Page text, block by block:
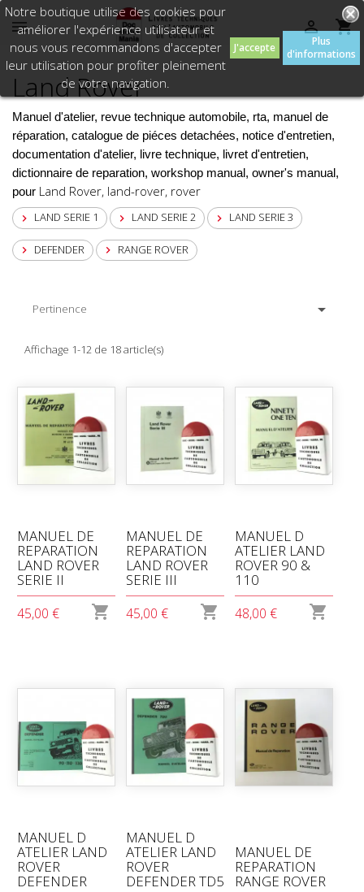
 

Notre boutique utilise des cookies pour
améliorer l'expérience utilisateur et
nous vous recommandons d'accepter
leur utilisation pour profiter pleinement
de votre navigation.
J'accepte
Plus
d'informations
Land Rover
Manuel d'atelier, revue technique automobile, rta, manuel de
réparation, catalogue de piéces detachées, notice d'entretien,
documentation d'atelier, livre technique, livret d'entretien,
dictionnaire de reparation, workshop manual, owner's manual,
pour Land Rover, land-rover, rover
 LAND SERIE 1  LAND SERIE 2  LAND SERIE 3
 DEFENDER  RANGE ROVER
Pertinence 
Affichage 1-12 de 18 article(s)
MANUEL DE
REPARATION
LAND ROVER
SERIE II
45,00 € 
MANUEL DE
REPARATION
LAND ROVER
SERIE III
45,00 € 
MANUEL D
ATELIER LAND
ROVER 90 &
110
48,00 € 
MANUEL D
ATELIER LAND
ROVER
DEFENDER
MANUEL D
ATELIER LAND
ROVER
DEFENDER TD5
MANUEL DE
REPARATION
RANGE ROVER